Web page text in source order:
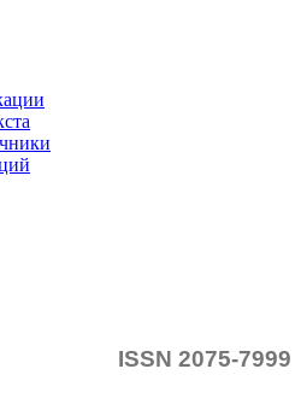
ISSN 2075-7999